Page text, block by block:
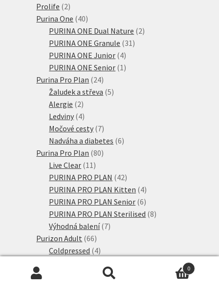
Prolife 22
produkty
Purina One 4040
produktů
PURINA ONE Dual Nature 22
PURINA ONE Granule 31 31
PURINA ONE Junior 44
produkty
PURINA ONE Senior 1 1
Purina Pro Plan 2424
produktů
Žaludek a střeva 55
Alergie 22
produkty
Ledviny 44
produkty
Močové cesty 77
produktů
Nadváha a diabetes 66
Purina Pro Plan 8080
Live Clear 11 11
produktů
PURINA PRO PLAN 4242
produktů
PURINA PRO PLAN Kitten 44
produkty
PURINA PRO PLAN Senior 66
produktů
PURINA PRO PLAN Sterilised 88
Výhodná balení 77
Purizon Adult 6666
produktů
Coldpressed 44
produktů
44
0